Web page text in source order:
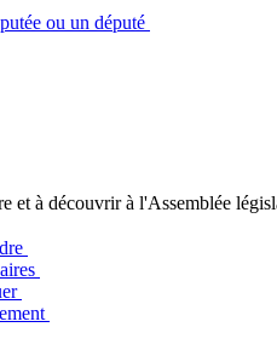
ou un député
et à découvrir à l'Assemblée